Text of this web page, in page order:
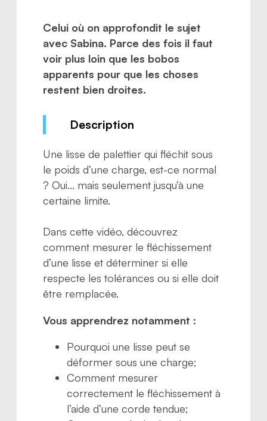
Celui où on approfondit le sujet
avec Sabina. Parce des fois il faut
voir plus loin que les bobos
apparents pour que les choses
restent bien droites.
Description
Une lisse de palettier qui fléchit sous
le poids d’une charge, est-ce normal
? Oui… mais seulement jusqu’à une
certaine limite.
Dans cette vidéo, découvrez
comment mesurer le fléchissement
d’une lisse et déterminer si elle
respecte les tolérances ou si elle doit
être remplacée.
Vous apprendrez notamment :
Pourquoi une lisse peut se
déformer sous une charge;
Comment mesurer
correctement le fléchissement à
l’aide d’une corde tendue;